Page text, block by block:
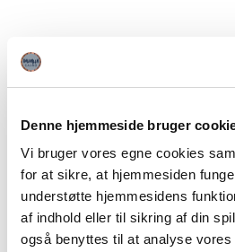
Denne hjemmeside bruger
Vi bruger vores egne cookies
for at sikre, at hjemmesiden
understøtte hjemmesidens
af indhold eller til sikring af din
også benyttes til at analyse